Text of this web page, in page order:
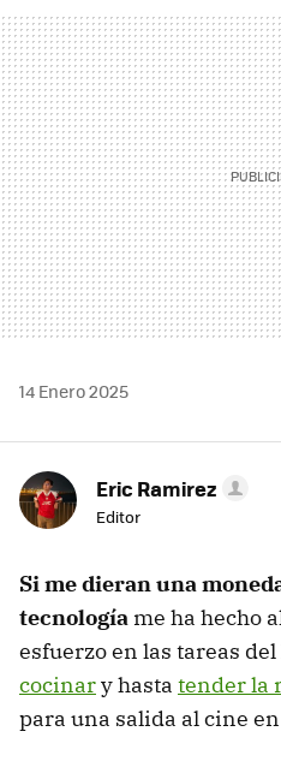
14 Enero 2025
Eric Ramirez
Editor
Si me dieran una
tecnología me ha hecho
esfuerzo en las tareas
cocinary hasta tender la
para una salida al cine